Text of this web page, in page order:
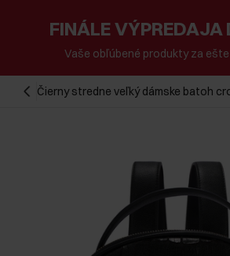
FINÁLE
Vaše obľúbené produkty za
Čierny stredne veľký dámske batoh